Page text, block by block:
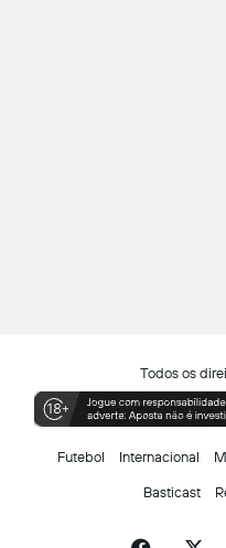
Todos os
Futebol Internacional
Basticast